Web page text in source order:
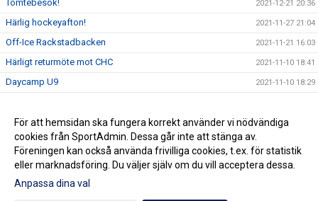
Tomtebesök! 2021-12-21 20:36
Härlig hockeyafton! 2021-11-27 21:04
Off-Ice Rackstadbacken 2021-11-21 16:03
Härligt returmöte mot CHC 2021-11-10 18:41
Daycamp U9 2021-11-10 18:29
Gruppen börjar ta form 2021-10-07 20:32
Ispremiären avklarad! 2021-09-06 20:19
För att hemsidan ska fungera korrekt använder vi nödvändiga
cookies från SportAdmin. Dessa går inte att stänga av.
Föreningen kan också använda frivilliga cookies, t.ex. för statistik
eller marknadsföring. Du väljer själv om du vill acceptera dessa.
Anpassa dina val